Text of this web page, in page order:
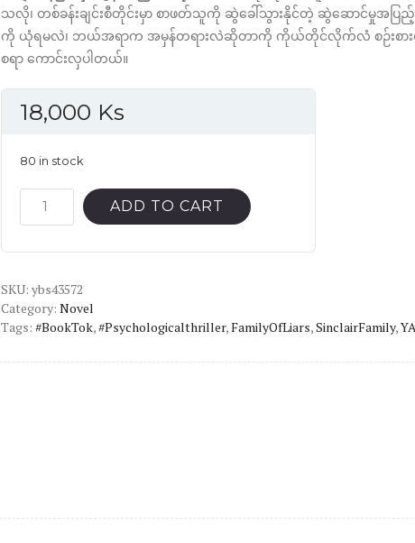
သလို၊ တစ်ခန်းချင်းစီတိုင်းမှာ စာဖတ်သူကို ဆွဲခေါ်သွားနိုင်တဲ့ ဆွဲဆောင်မှုအပ
ကို ယုံရမလဲ၊ ဘယ်အရာက အမှန်တရားလဲဆိုတာကို ကိုယ်တိုင်လိုက်လံ စဉ်းစား
စရာ ကောင်းလှပါတယ်။
18,000 Ks
80 in stock
Family
of
E.
Lockhart
quantity
ADD TO CART
SKU: ybs43572
Category: Novel
Tags: #BookTok,#psychologicalthriller,FamilyOfLiars,SinclairFamily,